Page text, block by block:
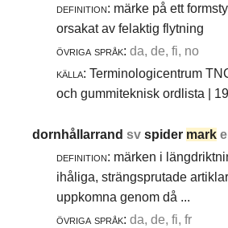
definition: märke på ett
orsakat av felaktig flytning
övriga språk: da, de, fi, no
källa: Terminologicentrum
och gummiteknisk ordlista |
dornhållarrandsvspider mark
definition: märken i
ihåliga, strängsprutade artiklar
uppkomna genom då ...
övriga språk: da, de, fi, fr